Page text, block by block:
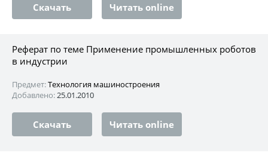
Скачать Читать online
Реферат по теме Применение промышленных роботов
в индустрии
Предмет:Технология машиностроения
Добавлено:25.01.2010
Скачать Читать online